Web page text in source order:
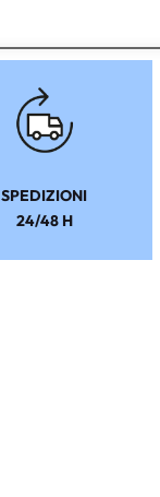
SPEDIZIONI
24/48 H